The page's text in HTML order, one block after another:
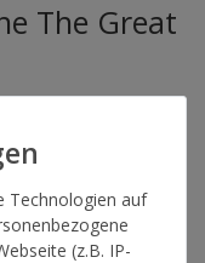
The Great
Technologien auf
(z.B. IP-